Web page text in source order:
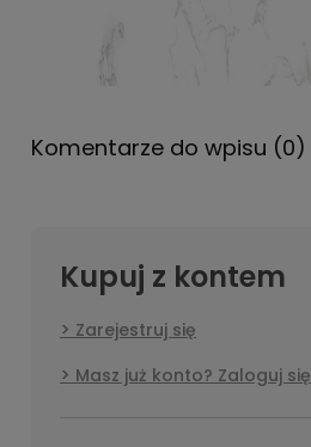
Komentarze do wpisu (0)
Kupuj z kontem
Zarejestruj się
Masz już konto? Zaloguj się